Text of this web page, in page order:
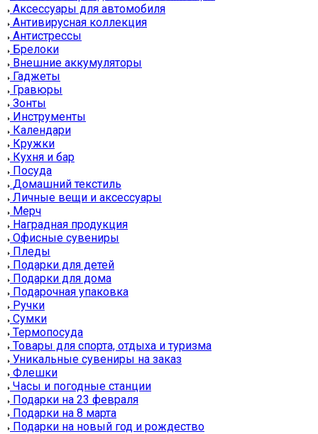
Аксессуары для автомобиля
Антивирусная коллекция
Антистрессы
Брелоки
Внешние аккумуляторы
Гаджеты
Гравюры
Зонты
Инструменты
Календари
Кружки
Кухня и бар
Посуда
Домашний текстиль
Личные вещи и аксессуары
Мерч
Наградная продукция
Офисные сувениры
Пледы
Подарки для детей
Подарки для дома
Подарочная упаковка
Ручки
Сумки
Термопосуда
Товары для спорта, отдыха и туризма
Уникальные сувениры на заказ
Флешки
Часы и погодные станции
Подарки на 23 февраля
Подарки на 8 марта
Подарки на новый год и рождество